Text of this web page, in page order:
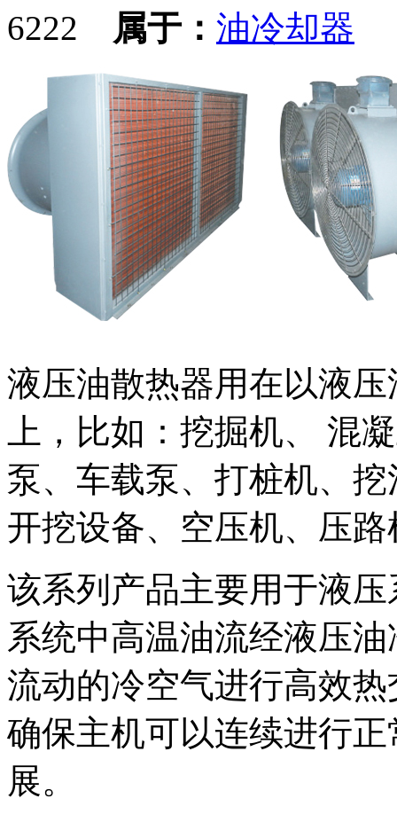
6222 属于： 油冷却器
液压油散热器用在以液
上，比如：挖掘机、 混
泵、车载泵、打桩机、
开挖设备、空压机、压路
该系列产品主要用于液
系统中高温油流经液压
流动的冷空气进行高效
确保主机可以连续进行
展。